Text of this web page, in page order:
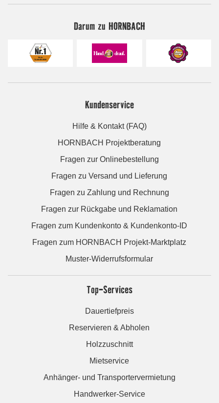
Darum zu HORNBACH
Kundenservice
Hilfe & Kontakt (FAQ)
HORNBACH Projektberatung
Fragen zur Onlinebestellung
Fragen zu Versand und Lieferung
Fragen zu Zahlung und Rechnung
Fragen zur Rückgabe und Reklamation
Fragen zum Kundenkonto & Kundenkonto-ID
Fragen zum HORNBACH Projekt-Marktplatz
Muster-Widerrufsformular
Top-Services
Dauertiefpreis
Reservieren & Abholen
Holzzuschnitt
Mietservice
Anhänger- und Transportervermietung
Handwerker-Service